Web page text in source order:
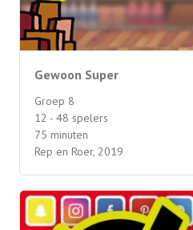
Gewoon Super
Groep 8
12 - 48 spelers
75 minuten
Rep en Roer, 2019